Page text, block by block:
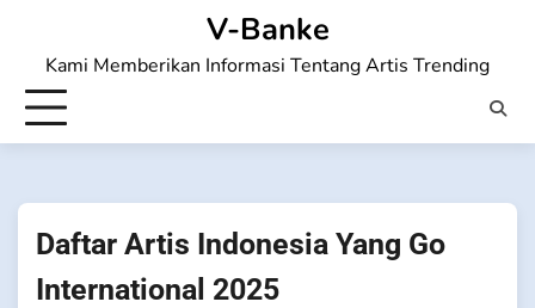
content
V-Banke
Kami Memberikan Informasi Tentang Artis Trending
Daftar Artis Indonesia Yang Go
International 2025